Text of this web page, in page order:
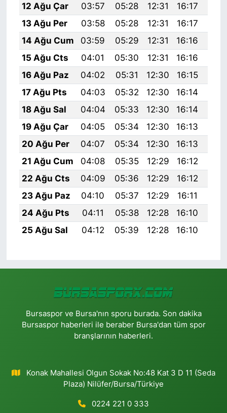
12 Ağu Çar
03:57 05:28 12:31 16:17
13 Ağu Per
03:58 05:28 12:31 16:17
14 Ağu Cum
03:59 05:29 12:31 16:16
15 Ağu Cts
04:01 05:30 12:31 16:16
16 Ağu Paz
04:02 05:31 12:30 16:15
17 Ağu Pts
04:03 05:32 12:30 16:14
18 Ağu Sal
04:04 05:33 12:30 16:14
19 Ağu Çar
04:05 05:34 12:30 16:13
20 Ağu Per
04:07 05:34 12:30 16:13
21 Ağu Cum
04:08 05:35 12:29 16:12
22 Ağu Cts
04:09 05:36 12:29 16:12
23 Ağu Paz
04:10 05:37 12:29 16:11
24 Ağu Pts
04:11 05:38 12:28 16:10
25 Ağu Sal
04:12 05:39 12:28 16:10
Bursaspor ve Bursa'nın sporu burada. Son dakika
Bursaspor haberleri ile beraber Bursa'dan tüm spor
branşlarının haberleri.
Konak Mahallesi Olgun Sokak No:48 Kat 3 D 11 (Seda
Plaza) Nilüfer/Bursa/Türkiye
0224 221 0 333